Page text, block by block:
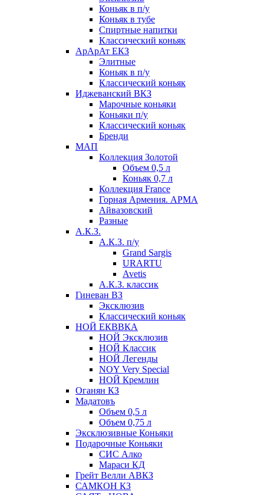
Коньяк в п/у
Коньяк в тубе
Спиртные напитки
Классический коньяк
АрАрАт ЕКЗ
Элитные
Коньяк в п/у
Классический коньяк
Иджеванский ВКЗ
Марочные коньяки
Коньяки п/у
Классический коньяк
Бренди
МАП
Коллекция Золотой
Объем 0,5 л
Коньяк 0,7 л
Коллекция France
Горная Армения. АРМА
Айвазовский
Разные
А.К.З.
А.К.З. п/у
Grand Sargis
URARTU
Avetis
А.К.З. классик
Гиневан ВЗ
Эксклюзив
Классический коньяк
НОЙ ЕКВВКА
НОЙ Эксклюзив
НОЙ Классик
НОЙ Легенды
NOY Very Speсial
НОЙ Кремлин
Оганян КЗ
Мадатовъ
Объем 0,5 л
Объем 0,75 л
Эксклюзивные Коньяки
Подарочные Коньяки
СИС Алко
Мараси КД
Грейт Велли АВКЗ
САМКОН КЗ